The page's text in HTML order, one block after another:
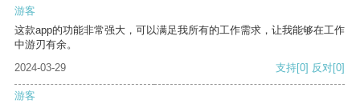
游客
这款app的功能非常强大，可以满足我所有的工作需求，让我能够在工作
中游刃有余。
2024-03-29
支持[0] 反对[0]
游客